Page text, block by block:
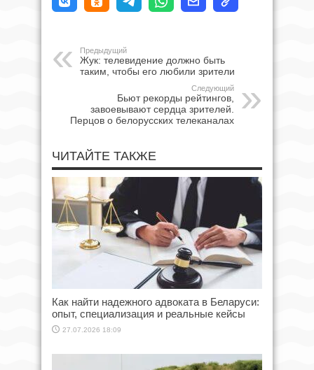
Предыдущий
Жук: телевидение должно быть
таким, чтобы его любили зрители
Следующий
Бьют рекорды рейтингов,
завоевывают сердца зрителей.
Перцов о белорусских телеканалах
ЧИТАЙТЕ ТАКЖЕ
Как найти надежного адвоката в Беларуси:
опыт, специализация и реальные кейсы
27.07.2026 18:09